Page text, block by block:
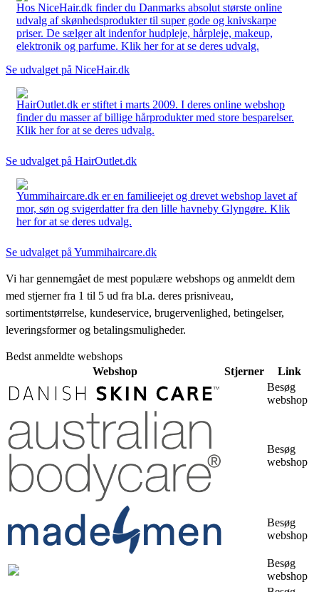
Hos NiceHair.dk finder du Danmarks absolut største online
udvalg af skønhedsprodukter til super gode og knivskarpe
priser. De sælger alt indenfor hudpleje, hårpleje, makeup,
elektronik og parfume. Klik her for at se deres udvalg.
Se udvalget på NiceHair.dk
HairOutlet.dk er stiftet i marts 2009. I deres online webshop
finder du masser af billige hårprodukter med store besparelser.
Klik her for at se deres udvalg.
Se udvalget på HairOutlet.dk
Yummihaircare.dk er en familieejet og drevet webshop lavet af
mor, søn og svigerdatter fra den lille havneby Glyngøre. Klik
her for at se deres udvalg.
Se udvalget på Yummihaircare.dk
Vi har gennemgået de mest populære webshops og anmeldt dem
med stjerner fra 1 til 5 ud fra bl.a. deres prisniveau,
sortimentstørrelse, kundeservice, brugervenlighed, betingelser,
leveringsformer og betalingsmuligheder.
Bedst anmeldte webshops
Webshop
Stjerner
Link
Besøg
webshop
Besøg
webshop
Besøg
webshop
Besøg
webshop